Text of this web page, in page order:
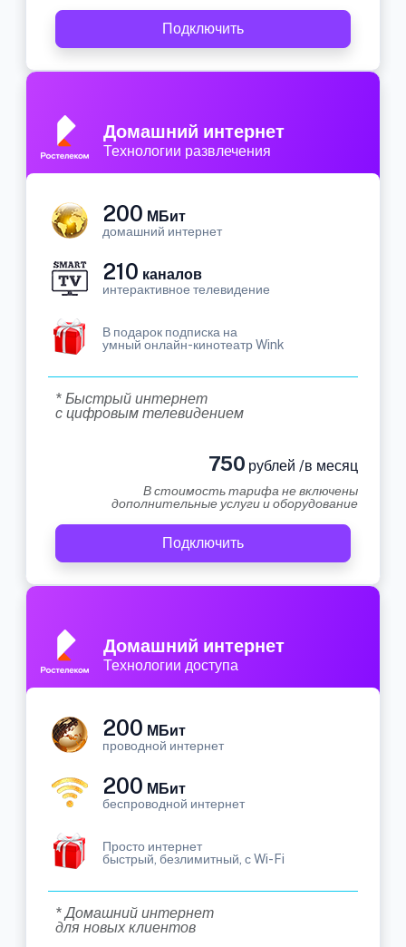
Подключить
Домашний интернет
Технологии развлечения
200 МБит
домашний интернет
210 каналов
интерактивное телевидение
В подарок подписка на
умный онлайн-кинотеатр Wink
* Быстрый интернет
с цифровым телевидением
750 рублей /в месяц
В стоимость тарифа не включены
дополнительные услуги и оборудование
Подключить
Домашний интернет
Технологии доступа
200 МБит
проводной интернет
200 МБит
беспроводной интернет
Просто интернет
быстрый, безлимитный, с Wi-Fi
* Домашний интернет
для новых клиентов